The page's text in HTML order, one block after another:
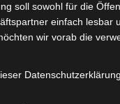
Bundes
zur
an dem zu
die Gesellschaft
soll sowohl für die
einfach lesbar
wir vorab die